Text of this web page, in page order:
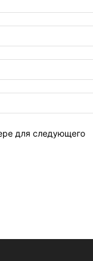
для следующего